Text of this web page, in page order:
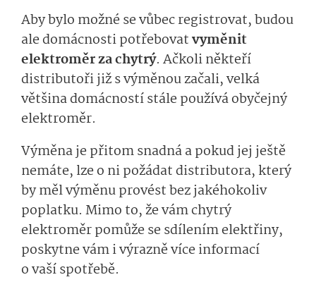
Aby bylo možné se vůbec registrovat, budou
ale domácnosti potřebovatvyměnit
elektroměr za chytrý. Ačkoli někteří
distributoři již s výměnou začali, velká
většina domácností stále používá obyčejný
elektroměr.
Výměna je přitom snadná a pokud jej ještě
nemáte, lze o ni požádat distributora, který
by měl výměnu provést bez jakéhokoliv
poplatku. Mimo to, že vám chytrý
elektroměr pomůže se sdílením elektřiny,
poskytne vám i výrazně více informací
o vaší spotřebě.